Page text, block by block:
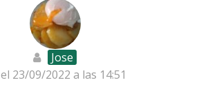
Jose
el 23/09/2022 a las 14:51